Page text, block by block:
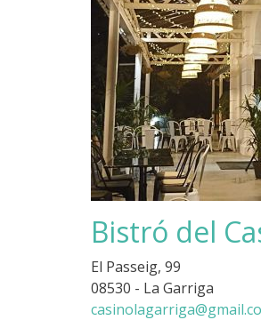
Bistró del
El Passeig, 99
08530 - La Garriga